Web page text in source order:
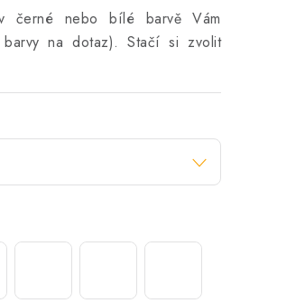
černé nebo bílé barvě Vám
barvy na dotaz). Stačí si zvolit